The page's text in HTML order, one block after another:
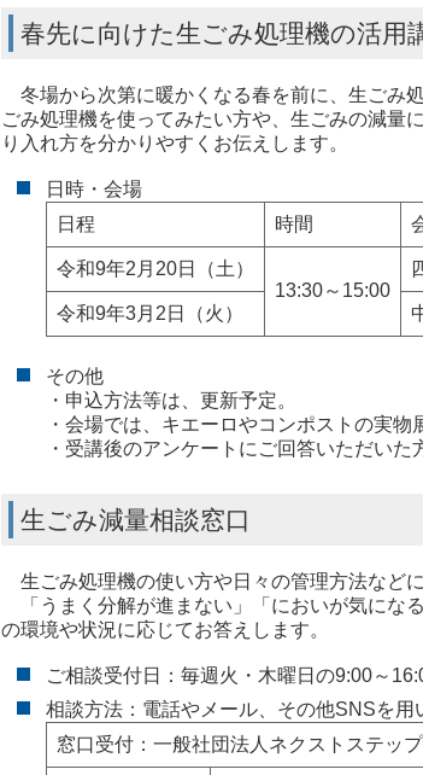
春先に向けた生ごみ処理機の活用
冬場から次第に暖かくなる春を前に、生ごみ
ごみ処理機を使ってみたい方や、生ごみの減量
り入れ方を分かりやすくお伝えします。
日時・会場
日程
時間
令和9年2月20日（土）
13:30～15:00
令和9年3月2日（火）
その他
・申込方法等は、更新予定。
・会場では、キエーロやコンポストの実物
・受講後のアンケートにご回答いただいた
生ごみ減量相談窓口
生ごみ処理機の使い方や日々の管理方法など
「うまく分解が進まない」「においが気にな
の環境や状況に応じてお答えします。
ご相談受付日：毎週火・木曜日の9:00～
相談方法：電話やメール、その他SNSを用
窓口受付：一般社団法人ネクストステッ